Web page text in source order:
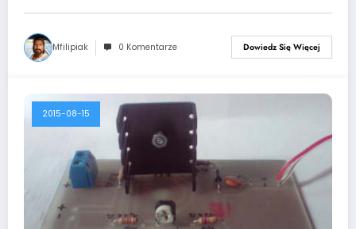
Mfilipiak 0 Komentarze Dowiedz Się Więcej
2015-08-15